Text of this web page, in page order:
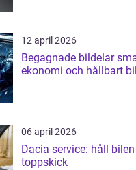
12 april 2026
Begagnade bildelar smart
ekonomi och hållbart
06 april 2026
Dacia service: håll
toppskick